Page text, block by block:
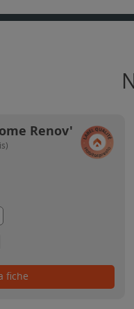
Renov'
fiche